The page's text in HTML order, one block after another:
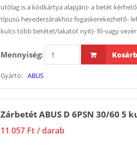
utólag is a kódkártya alapján)- a betét
típusú hevederzárakhoz fogaskerekezhető-
kulcs több betétet/lakatot nyit)- fő-vagy
Mennyiség:
Gyártó: ABUS
Zárbetét ABUS D 6PSN 30/60 5
11 057 Ft / darab